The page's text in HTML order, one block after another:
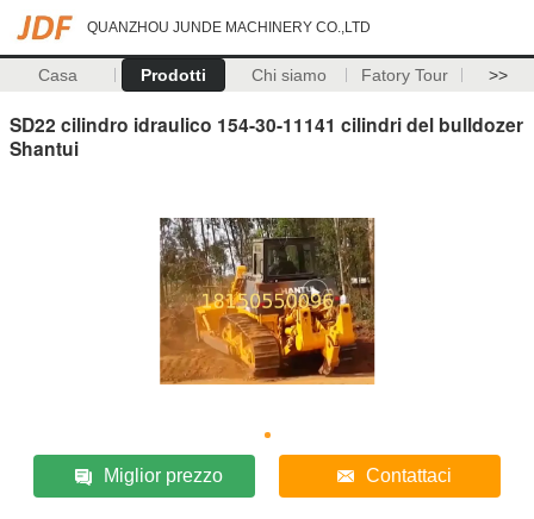
QUANZHOU JUNDE MACHINERY CO.,LTD
Casa Prodotti Chi siamo Fatory Tour >>
SD22 cilindro idraulico 154-30-11141 cilindri del bulldozer
Shantui
Miglior prezzo Contattaci